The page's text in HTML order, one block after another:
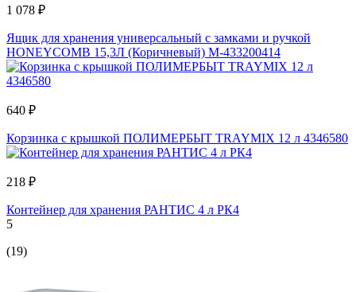
1 078 ₽
Ящик для хранения универсальный с замками и ручкой
HONEYCOMB 15,3Л (Коричневый) M-433200414
640 ₽
Корзинка с крышкой ПОЛИМЕРБЫТ TRAYMIX 12 л 4346580
218 ₽
Контейнер для хранения РАНТИС 4 л РК4
5
(19)